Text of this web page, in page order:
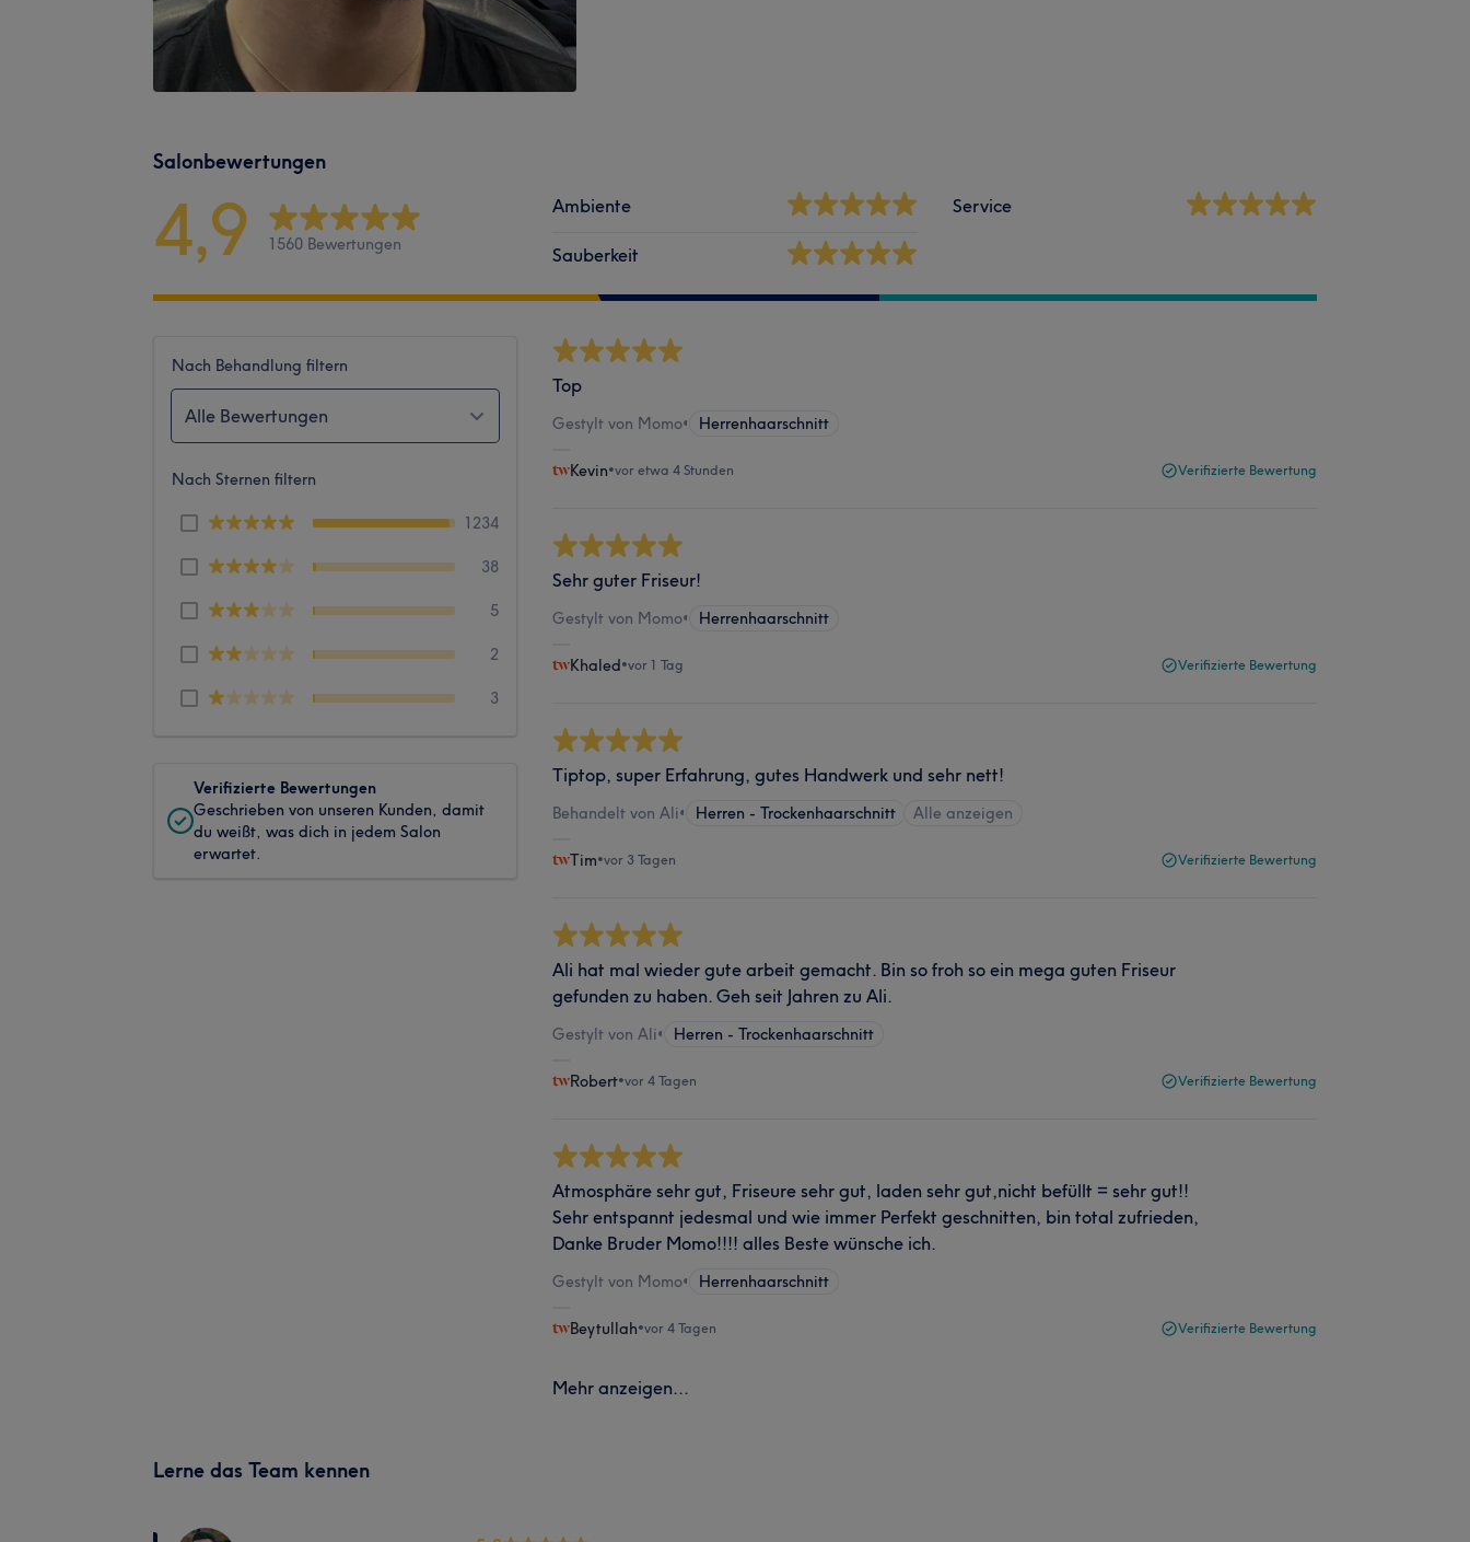
Salonbewertungen
4,9 1560 Bewertungen
Ambiente
Sauberkeit
Service
Nach Behandlung filtern
Alle Bewertungen
Nach Sternen filtern
1234
38
5
2
3
Verifizierte Bewertungen
Geschrieben von unseren Kunden, damit
du weißt, was dich in jedem Salon
erwartet.
Top
Gestylt von Momo• Herrenhaarschnitt
Kevin•vor etwa 4 Stunden Verifizierte Bewertung
Sehr guter Friseur!
Gestylt von Momo• Herrenhaarschnitt
Khaled•vor 1 Tag Verifizierte Bewertung
Tiptop, super Erfahrung, gutes Handwerk und sehr nett!
Behandelt von Ali• Herren - Trockenhaarschnitt Alle anzeigen
Tim•vor 3 Tagen Verifizierte Bewertung
Ali hat mal wieder gute arbeit gemacht. Bin so froh so ein mega guten Friseur
gefunden zu haben. Geh seit Jahren zu Ali.
Gestylt von Ali• Herren - Trockenhaarschnitt
Robert•vor 4 Tagen Verifizierte Bewertung
Atmosphäre sehr gut, Friseure sehr gut, laden sehr gut,nicht befüllt = sehr gut!!
Sehr entspannt jedesmal und wie immer Perfekt geschnitten, bin total zufrieden,
Danke Bruder Momo!!!! alles Beste wünsche ich.
Gestylt von Momo• Herrenhaarschnitt
Beytullah•vor 4 Tagen Verifizierte Bewertung
Mehr anzeigen...
Lerne das Team kennen